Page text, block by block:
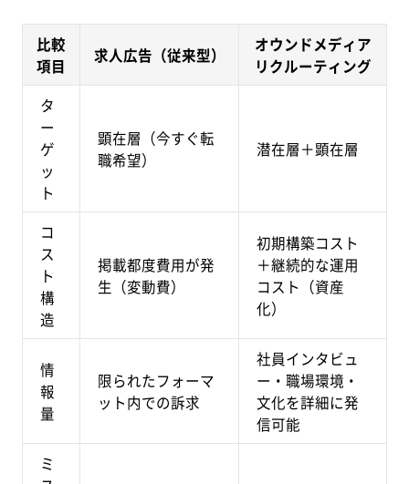
比較
項目
求人広告（従来型）
オウンドメディア
リクルーティング
タ
ー
ゲ
ッ
ト
顕在層（今すぐ転
職希望）
潜在層＋顕在層
コ
ス
ト
構
造
掲載都度費用が発
生（変動費）
初期構築コスト
＋継続的な運用
コスト（資産
化）
情
報
量
限られたフォーマ
ット内での訴求
社員インタビュ
ー・職場環境・
文化を詳細に発
信可能
ミ